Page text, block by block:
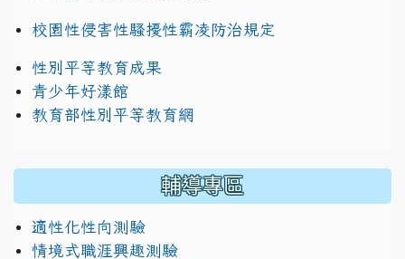
校園性侵害性騷擾性霸凌防治規定
性別平等教育成果
青少年好漾館
教育部性別平等教育網
輔導專區
適性化性向測驗
情境式職涯興趣測驗